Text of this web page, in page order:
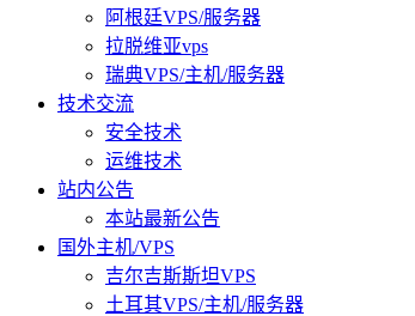
阿根廷VPS/服务器
拉脱维亚vps
瑞典VPS/主机/服务器
技术交流
安全技术
运维技术
站内公告
本站最新公告
国外主机/VPS
吉尔吉斯斯坦VPS
土耳其VPS/主机/服务器